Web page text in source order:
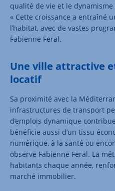
qualité de vie et le
« Cette croissance a entraîné
l’habitat, avec de vastes
Fabienne Feral.
Une ville attractive
locatif
Sa proximité avec la
infrastructures de transport
d’emplois dynamique
bénéficie aussi d’un tissu
numérique, à la santé ou
observe Fabienne Feral. La
habitants chaque année,
marché immobilier.